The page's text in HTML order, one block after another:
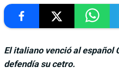
El italiano venció al español
defendía su cetro.